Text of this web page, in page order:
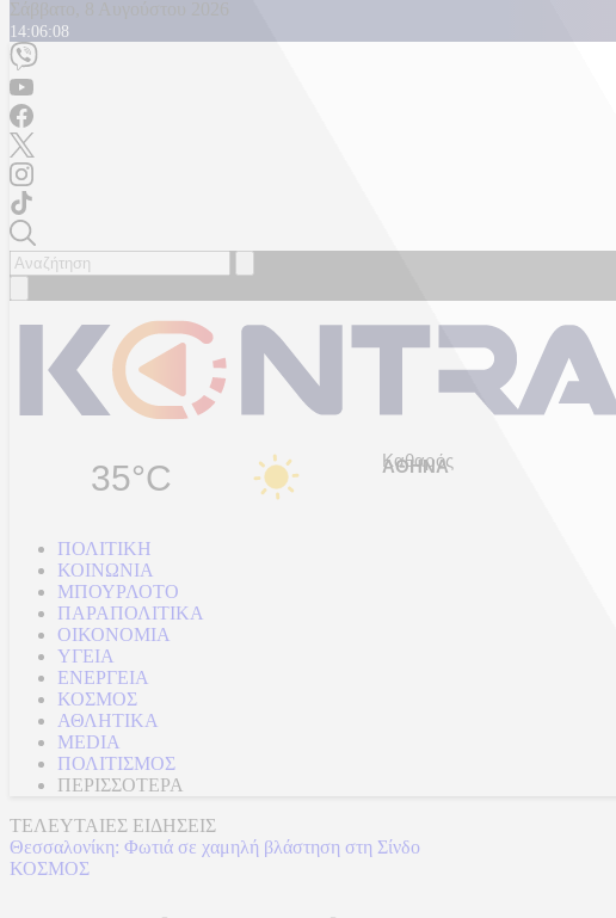
14:06:10
35°C Καθαρός
ΠΟΛΙΤΙΚΗ
ΚΟΙΝΩΝΙΑ
ΜΠΟΥΡΛΟΤΟ
ΠΑΡΑΠΟΛΙΤΙΚΑ
ΟΙΚΟΝΟΜΙΑ
ΥΓΕΙΑ
ΕΝΕΡΓΕΙΑ
ΚΟΣΜΟΣ
ΑΘΛΗΤΙΚΑ
MEDIA
ΠΟΛΙΤΙΣΜΟΣ
ΠΕΡΙΣΣΟΤΕΡΑ
ΤΕΛΕΥΤΑΙΕΣ ΕΙΔΗΣΕΙΣ
Θεσσαλονίκη: Φωτιά σε χαμηλή βλάστηση στη Σίνδο
ΚΟΣΜΟΣ